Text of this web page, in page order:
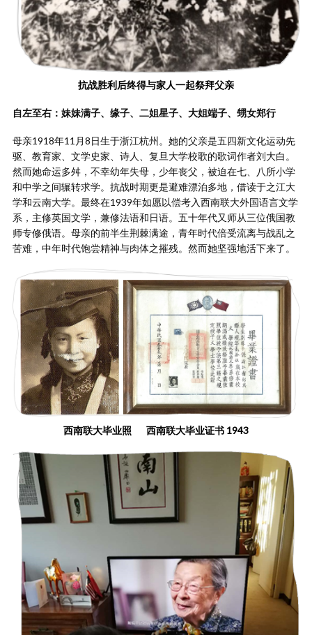
抗战胜利后终得与家人一起祭拜父亲
自左至右：妹妹满子、缘子、二姐星子、大姐端子、甥女郑行
母亲1918年11月8日生于浙江杭州。她的父亲是五四新文化运动先
驱、教育家、文学史家、诗人、复旦大学校歌的歌词作者刘大白。
然而她命运多舛，不幸幼年失母，少年丧父，被迫在七、八所小学
和中学之间辗转求学。抗战时期更是避难漂泊多地，借读于之江大
学和云南大学。最终在1939年如愿以偿考入西南联大外国语言文学
系，主修英国文学，兼修法语和日语。五十年代又师从三位俄国教
师专修俄语。母亲的前半生荆棘满途，青年时代倍受流离与战乱之
苦难，中年时代饱尝精神与肉体之摧残。然而她坚强地活下来了。
西南联大毕业照 西南联大毕业证书 1943